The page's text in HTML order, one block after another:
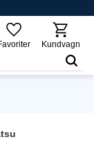
Kundvagn